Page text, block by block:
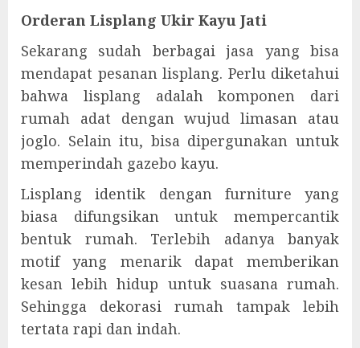
Orderan Lisplang Ukir Kayu Jati
Sekarang sudah berbagai jasa yang bisa
mendapat pesanan lisplang. Perlu diketahui
bahwa lisplang adalah komponen dari
rumah adat dengan wujud limasan atau
joglo. Selain itu, bisa dipergunakan untuk
memperindah gazebo kayu.
Lisplang identik dengan furniture yang
biasa difungsikan untuk mempercantik
bentuk rumah. Terlebih adanya banyak
motif yang menarik dapat memberikan
kesan lebih hidup untuk suasana rumah.
Sehingga dekorasi rumah tampak lebih
tertata rapi dan indah.